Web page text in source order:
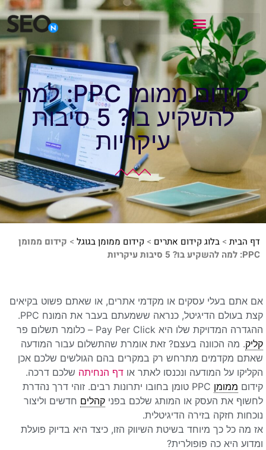
קידום ממומן PPC: למה
להשקיע בו? 5 סיבות
עיקריות
דף הבית > בלוג קידום אתרים > קידום ממומן בגוגל > קידום ממומן
PPC: למה להשקיע בו? 5 סיבות עיקריות
אם אתם בעלי עסקים או מקדמי אתרים, או שאתם פשוט בקיאים
קצת בעולם הדיגיטל, כנראה ששמעתם בעבר את המונח PPC.
ההגדרה המדויקת שלו היא Pay Per Click – כלומר תשלום פר
קליק. מה הכוונה בעצם? זאת אומרת שהתשלום עבור המודעה
שאתם מקדמים מתרחש רק במקרים בהם הגולשים שלכם אכן
הקליקו על המודעה ונכנסו לאתר או דף הנחיתה שלכם דרכה.
קידום ממומן
PPC טומן בחובו יתרונות רבים. זוהי דרך נהדרת
לחשוף את העסק או המותג שלכם בפני קהלים חדשים וליצור
נוכחות חזקה בזירה הדיגיטלית.
אז מה כל כך מיוחד בשיטת השיווק הזו, כיצד היא בדיוק פועלת
ומדוע היא כה פופולרית?